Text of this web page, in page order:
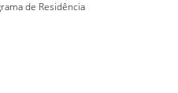
de Residência